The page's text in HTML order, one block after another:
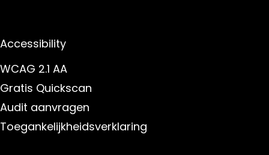
Accessibility
WCAG 2.1 AA
Gratis Quickscan
Audit aanvragen
Toegankelijkheidsverklaring